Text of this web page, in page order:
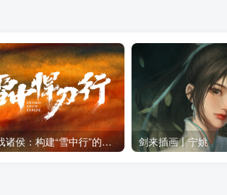
烽火戏诸侯：构建“雪中行”的小说世界 剑来插画丨宁姚